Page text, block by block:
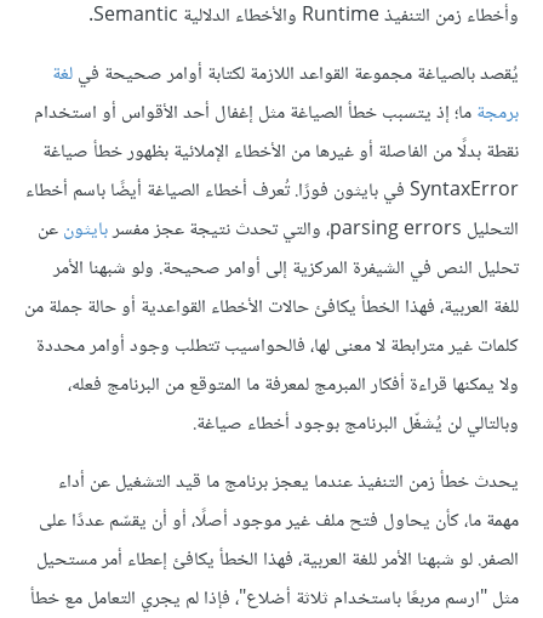
وأخطاء زمن التنفيذ Runtime والأخطاء الدلالية Semantic.
يُقصد بالصياغة مجموعة القواعد اللازمة لكتابة أوامر صحيحة فيلغة
برمجةما؛ إذ يتسبب خطأ الصياغة مثل إغفال أحد الأقواس أو استخدام
نقطة بدلًا من الفاصلة أو غيرها من الأخطاء الإملائية بظهور خطأ صياغة
SyntaxError في بايثون فورًا. تُعرف أخطاء الصياغة أيضًا باسم أخطاء
التحليل parsing errors، والتي تحدث نتيجة عجز مفسر
بايثونعن
تحليل النص في الشيفرة المركزية إلى أوامر صحيحة. ولو شبهنا الأمر
للغة العربية، فهذا الخطأ يكافئ حالات الأخطاء القواعدية أو حالة جملة من
كلمات غير مترابطة لا معنى لها، فالحواسيب تتطلب وجود أوامر محددة
ولا يمكنها قراءة أفكار المبرمج لمعرفة ما المتوقع من البرنامج فعله،
وبالتالي لن يُشغّل البرنامج بوجود أخطاء صياغة.
يحدث خطأ زمن التنفيذ عندما يعجز برنامج ما قيد التشغيل عن أداء
مهمة ما، كأن يحاول فتح ملف غير موجود أصلًا، أو أن يقسّم عددًا على
الصفر. لو شبهنا الأمر للغة العربية، فهذا الخطأ يكافئ إعطاء أمر مستحيل
مثل "ارسم مربعًا باستخدام ثلاثة أضلاع"، فإذا لم يجري التعامل مع خطأ